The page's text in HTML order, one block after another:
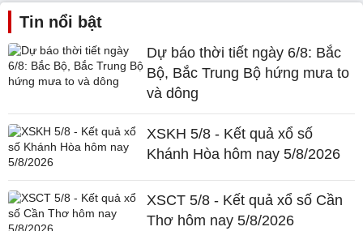
Tin nổi bật
Dự báo thời tiết ngày 6/8: Bắc
Bộ, Bắc Trung Bộ hứng mưa to
và dông
XSKH 5/8 - Kết quả xổ số
Khánh Hòa hôm nay 5/8/2026
XSCT 5/8 - Kết quả xổ số Cần
Thơ hôm nay 5/8/2026